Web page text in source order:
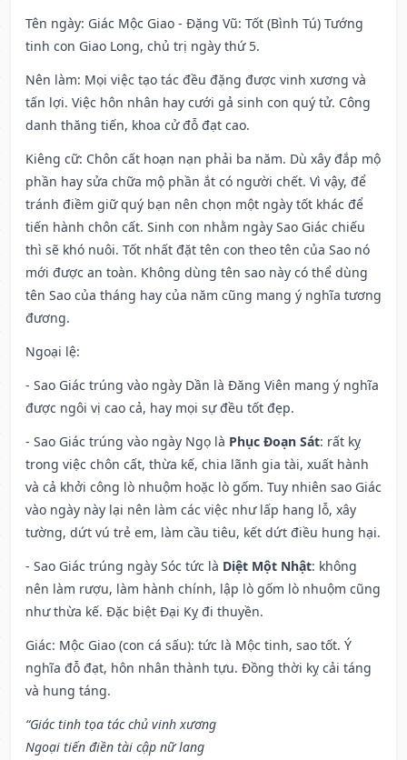
Tên ngày: Giác Mộc Giao - Đặng Vũ: Tốt (Bình Tú) Tướng
tinh con Giao Long, chủ trị ngày thứ 5.
Nên làm: Mọi việc tạo tác đều đặng được vinh xương và
tấn lợi. Việc hôn nhân hay cưới gả sinh con quý tử. Công
danh thăng tiến, khoa cử đỗ đạt cao.
Kiêng cữ: Chôn cất hoạn nạn phải ba năm. Dù xây đắp mộ
phần hay sửa chữa mộ phần ắt có người chết. Vì vậy, để
tránh điềm giữ quý bạn nên chọn một ngày tốt khác để
tiến hành chôn cất. Sinh con nhằm ngày Sao Giác chiếu
thì sẽ khó nuôi. Tốt nhất đặt tên con theo tên của Sao nó
mới được an toàn. Không dùng tên sao này có thể dùng
tên Sao của tháng hay của năm cũng mang ý nghĩa tương
đương.
Ngoại lệ:
- Sao Giác trúng vào ngày Dần là Đăng Viên mang ý nghĩa
được ngôi vị cao cả, hay mọi sự đều tốt đẹp.
- Sao Giác trúng vào ngày Ngọ là Phục Đoạn Sát: rất kỵ
trong việc chôn cất, thừa kế, chia lãnh gia tài, xuất hành
và cả khởi công lò nhuộm hoặc lò gốm. Tuy nhiên sao Giác
vào ngày này lại nên làm các việc như lấp hang lỗ, xây
tường, dứt vú trẻ em, làm cầu tiêu, kết dứt điều hung hại.
- Sao Giác trúng ngày Sóc tức là Diệt Một Nhật: không
nên làm rượu, làm hành chính, lập lò gốm lò nhuộm cũng
như thừa kế. Đặc biệt Đại Kỵ đi thuyền.
Giác: Mộc Giao (con cá sấu): tức là Mộc tinh, sao tốt. Ý
nghĩa đỗ đạt, hôn nhân thành tựu. Đồng thời kỵ cải táng
và hung táng.
“Giác tinh tọa tác chủ vinh xương
Ngoại tiến điền tài cập nữ lang